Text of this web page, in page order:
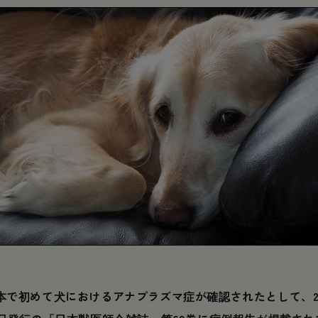
で初めて犬におけるアナプラズマ症が確認されたとして、